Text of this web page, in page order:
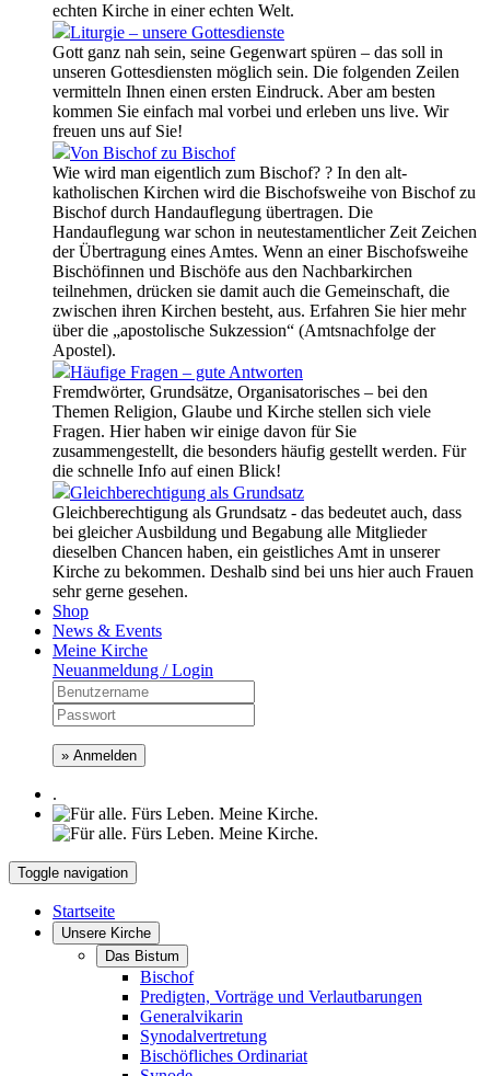
echten Kirche in einer echten Welt.
Liturgie – unsere Gottesdienste
Gott ganz nah sein, seine Gegenwart spüren – das soll in
unseren Gottesdiensten möglich sein. Die folgenden Zeilen
vermitteln Ihnen einen ersten Eindruck. Aber am besten
kommen Sie einfach mal vorbei und erleben uns live. Wir
freuen uns auf Sie!
Von Bischof zu Bischof
Wie wird man eigentlich zum Bischof? ? In den alt-
katholischen Kirchen wird die Bischofsweihe von Bischof zu
Bischof durch Handauflegung übertragen. Die
Handauflegung war schon in neutestamentlicher Zeit Zeichen
der Übertragung eines Amtes. Wenn an einer Bischofsweihe
Bischöfinnen und Bischöfe aus den Nachbarkirchen
teilnehmen, drücken sie damit auch die Gemeinschaft, die
zwischen ihren Kirchen besteht, aus. Erfahren Sie hier mehr
über die „apostolische Sukzession“ (Amtsnachfolge der
Apostel).
Häufige Fragen – gute Antworten
Fremdwörter, Grundsätze, Organisatorisches – bei den
Themen Religion, Glaube und Kirche stellen sich viele
Fragen. Hier haben wir einige davon für Sie
zusammengestellt, die besonders häufig gestellt werden. Für
die schnelle Info auf einen Blick!
Gleichberechtigung als Grundsatz
Gleichberechtigung als Grundsatz - das bedeutet auch, dass
bei gleicher Ausbildung und Begabung alle Mitglieder
dieselben Chancen haben, ein geistliches Amt in unserer
Kirche zu bekommen. Deshalb sind bei uns hier auch Frauen
sehr gerne gesehen.
Shop
News & Events
Meine Kirche
Neuanmeldung / Login
» Anmelden
.
Toggle navigation
Startseite
Unsere Kirche
Das Bistum
Bischof
Predigten, Vorträge und Verlautbarungen
Generalvikarin
Synodalvertretung
Bischöfliches Ordinariat